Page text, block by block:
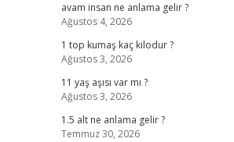
avam insan ne anlama gelir ?
Ağustos 4, 2026
1 top kumaş kaç kilodur ?
Ağustos 3, 2026
11 yaş aşısı var mı ?
Ağustos 3, 2026
1.5 alt ne anlama gelir ?
Temmuz 30, 2026